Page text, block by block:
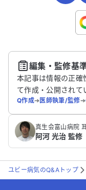
こちらは送信専用
編集・監修基
本記事は情報の正確
て作成・公開されて
Q作成➔医師執筆/監修➔
真生会富山病院
阿河 光治 監修
ユビー病気のQ&Aトップ